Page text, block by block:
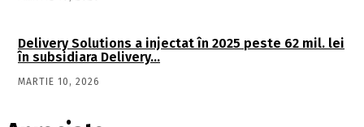
Delivery Solutions a injectat în 2025 peste 62 mil. lei
în subsidiara Delivery…
MARTIE 10, 2026